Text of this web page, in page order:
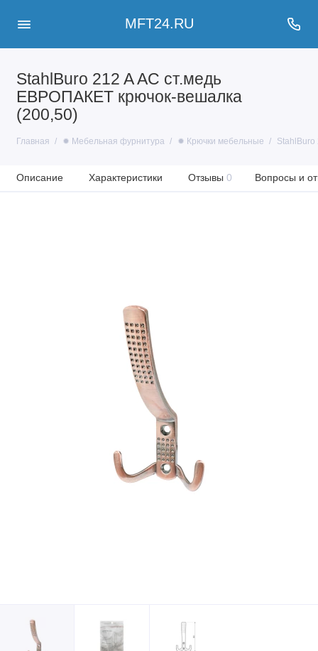
MFT24.RU
StahlBuro 212 A AC ст.медь
ЕВРОПАКЕТ крючок-вешалка
(200,50)
Главная ✹ Мебельная фурнитура ✹ Крючки мебельные
Описание Характеристики Отзывы 0 Вопросы и